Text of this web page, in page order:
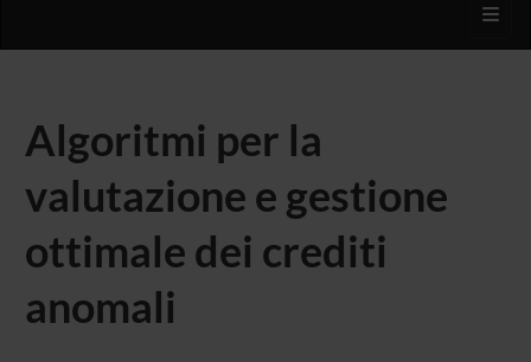
Algoritmi per la
valutazione e gestione
ottimale dei crediti
anomali